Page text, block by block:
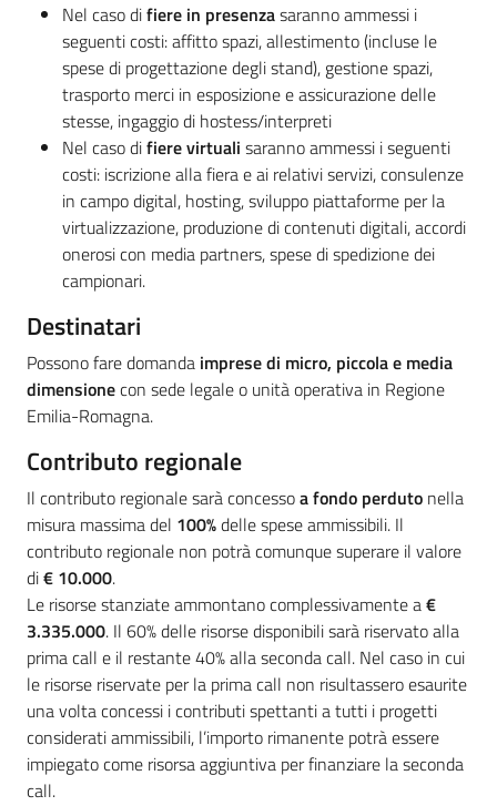
Nel caso difiere in presenzasaranno ammessi i
seguenti costi: affitto spazi, allestimento (incluse le
spese di progettazione degli stand), gestione spazi,
trasporto merci in esposizione e assicurazione delle
stesse, ingaggio di hostess/interpreti
Nel caso difiere virtuali saranno ammessi i seguenti
costi: iscrizione alla fiera e ai relativi servizi, consulenze
in campo digital, hosting, sviluppo piattaforme per la
virtualizzazione, produzione di contenuti digitali, accordi
onerosi con media partners, spese di spedizione dei
campionari.
Destinatari
Possono fare domanda imprese di micro, piccola e media
dimensionecon sede legale o unità operativa in Regione
Emilia-Romagna.
Contributo regionale
Il contributo regionale sarà concessoa fondo perduto nella
misura massima del 100%delle spese ammissibili. Il
contributo regionale non potrà comunque superare il valore
di€ 10.000.
Le risorse stanziate ammontano complessivamente a€
3.335.000. Il 60% delle risorse disponibili sarà riservato alla
prima call e il restante 40% alla seconda call. Nel caso in cui
le risorse riservate per la prima call non risultassero esaurite
una volta concessi i contributi spettanti a tutti i progetti
considerati ammissibili, l’importo rimanente potrà essere
impiegato come risorsa aggiuntiva per finanziare la seconda
call.